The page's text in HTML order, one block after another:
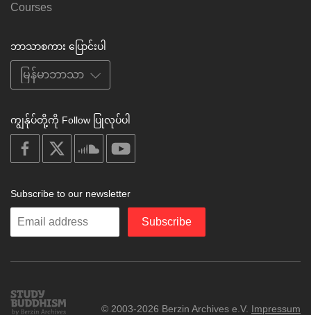
Courses
ဘာသာစကား ပြောင်းပါ
ကျွန်ုပ်တို့ကို Follow ပြုလုပ်ပါ
on
facebook
soundcloud
Subscribe to our newsletter
Enter
Subscribe
Study
Buddhism
© 2003-2026 Berzin Archives e.V. Impressum